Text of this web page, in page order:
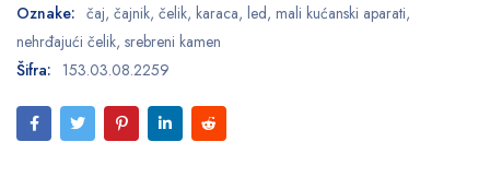
Oznake: čaj, čajnik, čelik, karaca, led, mali kućanski aparati,
nehrđajući čelik, srebreni kamen
Šifra: 153.03.08.2259